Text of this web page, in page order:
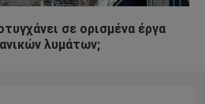
σε ορισμένα έργα
λυμάτων;